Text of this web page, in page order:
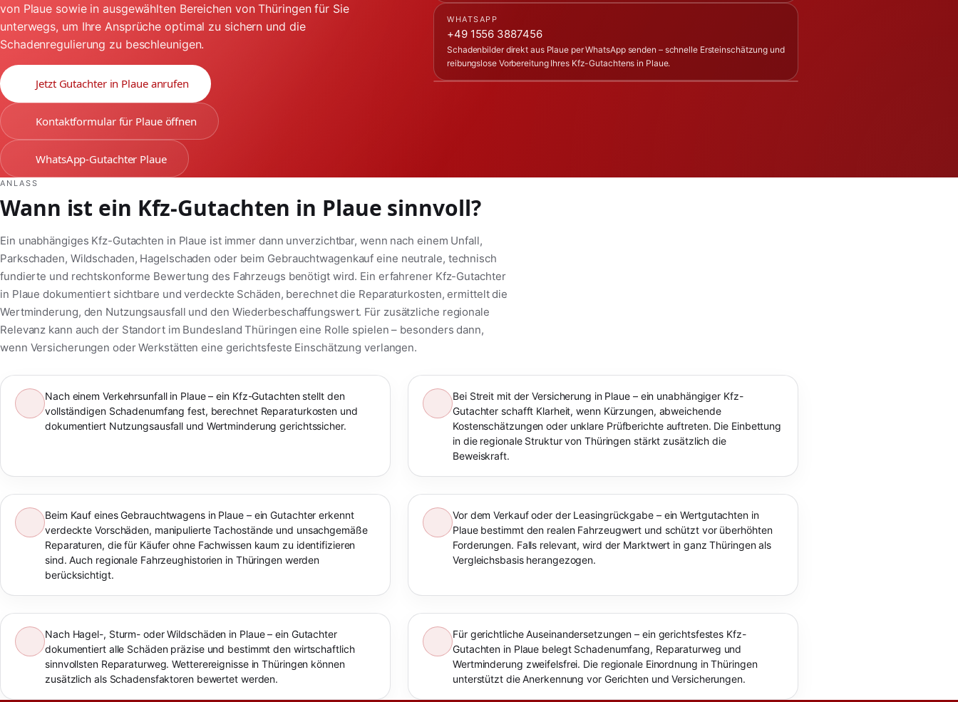
von Plaue sowie in ausgewählten Bereichen von Thüringen für Sie
unterwegs, um Ihre Ansprüche optimal zu sichern und die
Schadenregulierung zu beschleunigen.
Jetzt Gutachter in Plaue anrufen
Kontaktformular für Plaue öffnen
WhatsApp-Gutachter Plaue
WHATSAPP
+49 1556 3887456
Schadenbilder direkt aus Plaue per WhatsApp senden – schnelle Ersteinschätzung und
reibungslose Vorbereitung Ihres Kfz-Gutachtens in Plaue.
ANLASS
Wann ist ein Kfz-Gutachten in Plaue sinnvoll?
Ein unabhängiges Kfz-Gutachten in Plaue ist immer dann unverzichtbar, wenn nach einem Unfall,
Parkschaden, Wildschaden, Hagelschaden oder beim Gebrauchtwagenkauf eine neutrale, technisch
fundierte und rechtskonforme Bewertung des Fahrzeugs benötigt wird. Ein erfahrener Kfz-Gutachter
in Plaue dokumentiert sichtbare und verdeckte Schäden, berechnet die Reparaturkosten, ermittelt die
Wertminderung, den Nutzungsausfall und den Wiederbeschaffungswert. Für zusätzliche regionale
Relevanz kann auch der Standort im Bundesland Thüringen eine Rolle spielen – besonders dann,
wenn Versicherungen oder Werkstätten eine gerichtsfeste Einschätzung verlangen.
Nach einem Verkehrsunfall in Plaue – ein Kfz-Gutachten stellt den
vollständigen Schadenumfang fest, berechnet Reparaturkosten und
dokumentiert Nutzungsausfall und Wertminderung gerichtssicher.
Bei Streit mit der Versicherung in Plaue – ein unabhängiger Kfz-
Gutachter schafft Klarheit, wenn Kürzungen, abweichende
Kostenschätzungen oder unklare Prüfberichte auftreten. Die Einbettung
in die regionale Struktur von Thüringen stärkt zusätzlich die
Beweiskraft.
Beim Kauf eines Gebrauchtwagens in Plaue – ein Gutachter erkennt
verdeckte Vorschäden, manipulierte Tachostände und unsachgemäße
Reparaturen, die für Käufer ohne Fachwissen kaum zu identifizieren
sind. Auch regionale Fahrzeughistorien in Thüringen werden
berücksichtigt.
Vor dem Verkauf oder der Leasingrückgabe – ein Wertgutachten in
Plaue bestimmt den realen Fahrzeugwert und schützt vor überhöhten
Forderungen. Falls relevant, wird der Marktwert in ganz Thüringen als
Vergleichsbasis herangezogen.
Nach Hagel-, Sturm- oder Wildschäden in Plaue – ein Gutachter
dokumentiert alle Schäden präzise und bestimmt den wirtschaftlich
sinnvollsten Reparaturweg. Wetterereignisse in Thüringen können
zusätzlich als Schadensfaktoren bewertet werden.
Für gerichtliche Auseinandersetzungen – ein gerichtsfestes Kfz-
Gutachten in Plaue belegt Schadenumfang, Reparaturweg und
Wertminderung zweifelsfrei. Die regionale Einordnung in Thüringen
unterstützt die Anerkennung vor Gerichten und Versicherungen.